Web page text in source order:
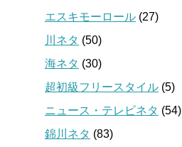
エスキモーロール (27)
川ネタ (50)
海ネタ (30)
超初級フリースタイル (5)
ニュース・テレビネタ (54)
錦川ネタ (83)